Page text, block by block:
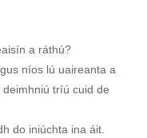
a ráthú?
níos lú uaireanta a
tríú cuid de
do iniúchta ina áit.